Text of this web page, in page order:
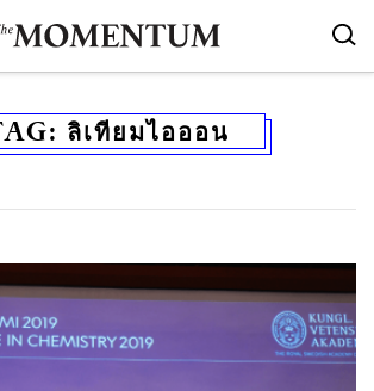
ลิเทียมไอออน